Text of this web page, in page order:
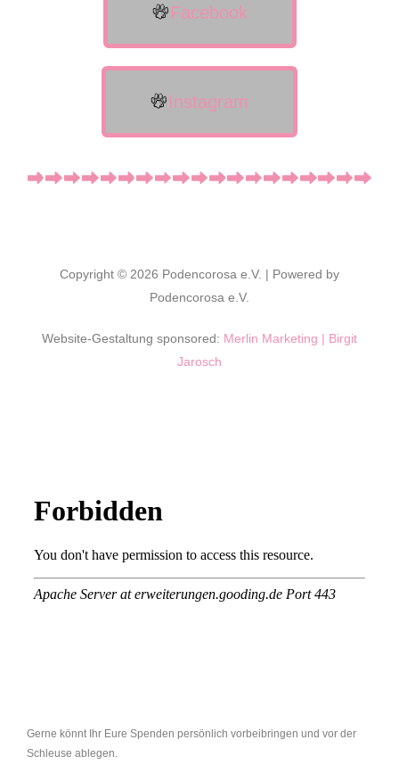
Facebook
Instagram
Copyright © 2026 Podencorosa e.V. | Powered by
Podencorosa e.V.
Website-Gestaltung sponsored: Merlin Marketing | Birgit
Jarosch
Gerne könnt Ihr Eure Spenden persönlich vorbeibringen und vor der
Schleuse ablegen.